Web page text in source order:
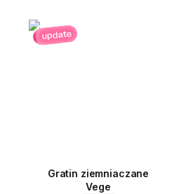
update
Gratin ziemniaczane
Vege